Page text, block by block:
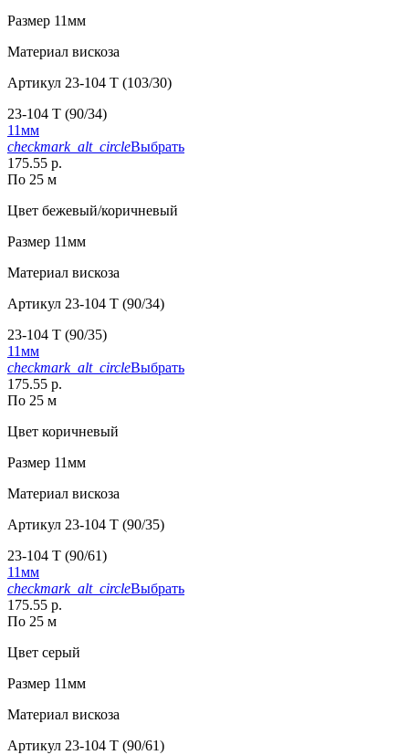
Размер 11мм
Материал вискоза
Артикул 23-104 T (103/30)
23-104 T (90/34)
11мм
checkmark_alt_circleВыбрать
175.55 р.
По 25 м
Цвет бежевый/коричневый
Размер 11мм
Материал вискоза
Артикул 23-104 T (90/34)
23-104 T (90/35)
11мм
checkmark_alt_circleВыбрать
175.55 р.
По 25 м
Цвет коричневый
Размер 11мм
Материал вискоза
Артикул 23-104 T (90/35)
23-104 T (90/61)
11мм
checkmark_alt_circleВыбрать
175.55 р.
По 25 м
Цвет серый
Размер 11мм
Материал вискоза
Артикул 23-104 T (90/61)